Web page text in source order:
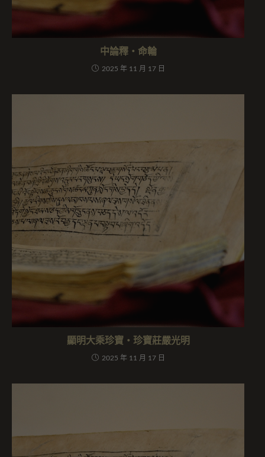
中論釋・命輪
2025 年 11 月 17 日
顯明大乘珍寶・珍寶莊嚴光明
2025 年 11 月 17 日